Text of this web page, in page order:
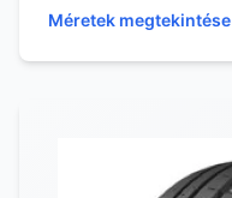
Méretek megtekintése